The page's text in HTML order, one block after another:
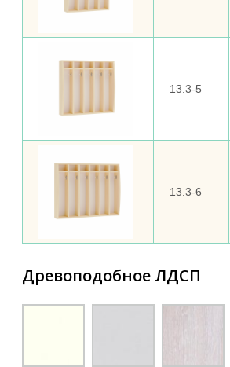
13.3-5
13.3-6
Древоподобное ЛДСП